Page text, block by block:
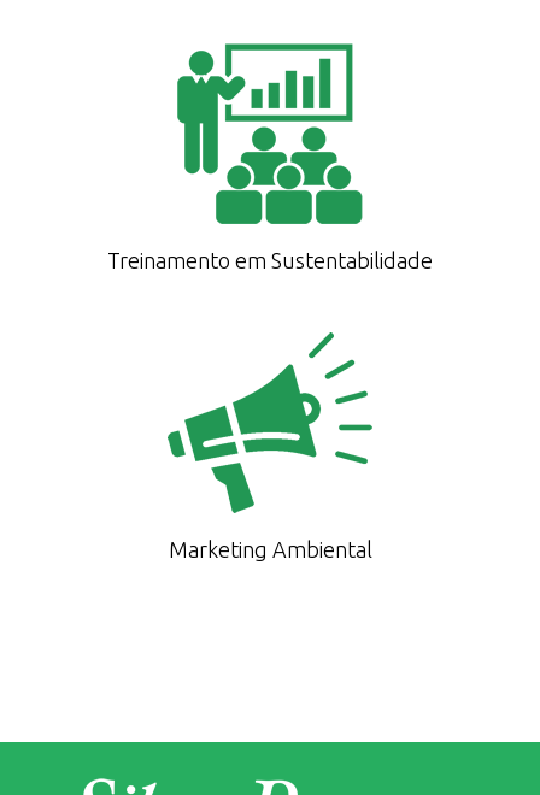
Treinamento em Sustentabilidade
Marketing Ambiental